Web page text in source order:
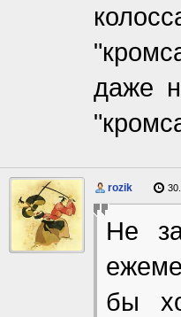
даже
rozik
Не
бы